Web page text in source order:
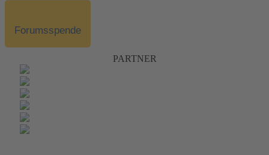
Forumsspende
PARTNER